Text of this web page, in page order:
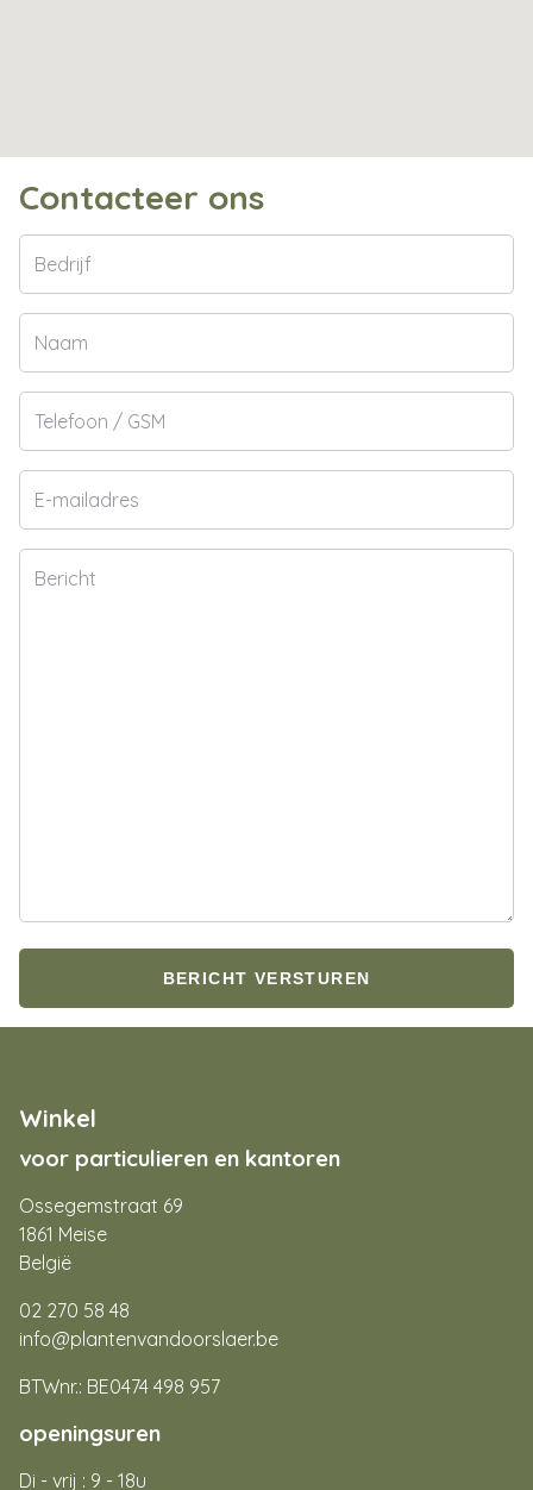
Contacteer ons
mailadres
BERICHT VERSTUREN
Winkel
voor particulieren en kantoren
Ossegemstraat 69
1861 Meise
België
02 270 58 48
info@plantenvandoorslaer.be
BTWnr.: BE0474 498 957
openingsuren
Di - vrij : 9 - 18u